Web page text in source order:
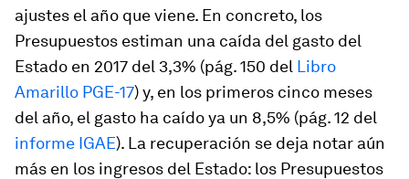
ajustes el año que viene. En concreto, los
Presupuestos estiman una caída del gasto del
Estado en 2017 del 3,3% (pág. 150 del Libro
Amarillo PGE-17) y, en los primeros cinco meses
del año, el gasto ha caído ya un 8,5% (pág. 12 del
informe IGAE). La recuperación se deja notar aún
más en los ingresos del Estado: los Presupuestos